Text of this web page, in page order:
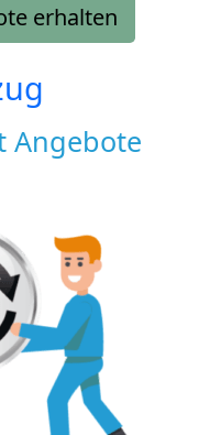
erhalten
Angebote